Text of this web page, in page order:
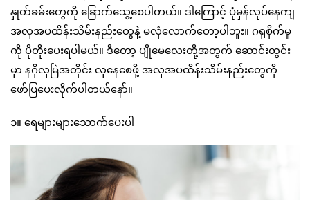
နှုတ်ခမ်းတွေကို ခြောက်သွေ့စေပါတယ်။ ဒါကြောင့် ပုံမှန်လုပ်နေကျ
အလှအပထိန်းသိမ်းနည်းတွေနဲ့ မလုံလောက်တော့ပါဘူး။ ဂရုစိုက်မှု
ကို ပိုတိုးပေးရပါမယ်။ ဒီတော့ ပျိုမေလေးတို့အတွက် ဆောင်းတွင်း
မှာ နဂိုလှမြဲအတိုင်း လှနေစေဖို့ အလှအပထိန်းသိမ်းနည်းတွေကို
ဖော်ပြပေးလိုက်ပါတယ်နော်။
၁။ ရေများများသောက်ပေးပါ